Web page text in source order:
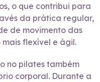
o que contribui para
da prática regular,
de movimento das
flexível e ágil.
no pilates também
corporal. Durante a